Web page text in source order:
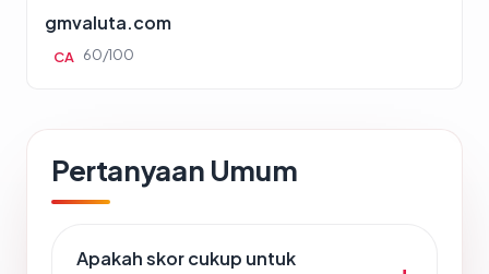
gmvaluta.com
CA 60/100
Pertanyaan Umum
Apakah skor cukup untuk